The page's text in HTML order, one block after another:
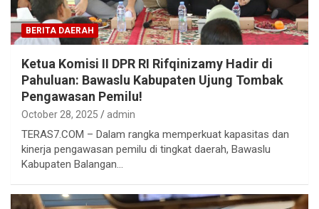
BERITA DAERAH
Ketua Komisi II DPR RI Rifqinizamy Hadir di
Pahuluan: Bawaslu Kabupaten Ujung Tombak
Pengawasan Pemilu!
October 28, 2025 admin
TERAS7.COM – Dalam rangka memperkuat kapasitas dan
kinerja pengawasan pemilu di tingkat daerah, Bawaslu
Kabupaten Balangan…